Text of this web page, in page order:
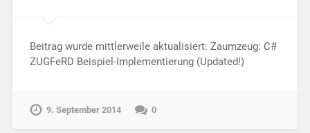
Beitrag wurde mittlerweile aktualisiert: Zaumzeug: C#
ZUGFeRD Beispiel-Implementierung (Updated!)
9. September 2014 0